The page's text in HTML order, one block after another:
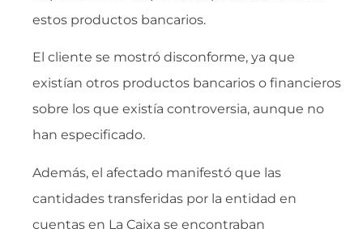
estos productos bancarios.
El cliente se mostró disconforme, ya que
existían otros productos bancarios o financieros
sobre los que existía controversia, aunque no
han especificado.
Además, el afectado manifestó que las
cantidades transferidas por la entidad en
cuentas en La Caixa se encontraban